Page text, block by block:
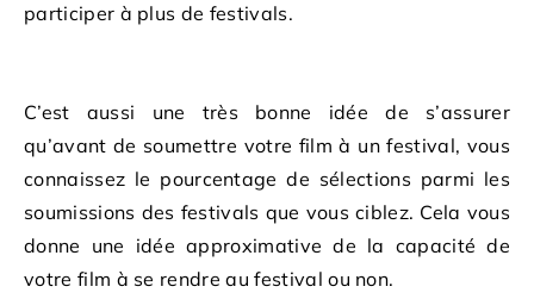
participer à plus de festivals.
C’est aussi une très bonne idée de s’assurer
qu’avant de soumettre votre film à un festival, vous
connaissez le pourcentage de sélections parmi les
soumissions des festivals que vous ciblez. Cela vous
donne une idée approximative de la capacité de
votre film à se rendre au festival ou non.